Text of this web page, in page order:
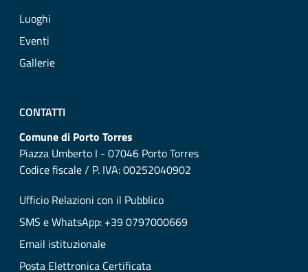
Luoghi
Eventi
Gallerie
CONTATTI
Comune di Porto Torres
Piazza Umberto I - 07046 Porto Torres
Codice fiscale / P. IVA: 00252040902
Ufficio Relazioni con il Pubblico
SMS e WhatsApp: +39 0797000669
Email istituzionale
Posta Elettronica Certificata